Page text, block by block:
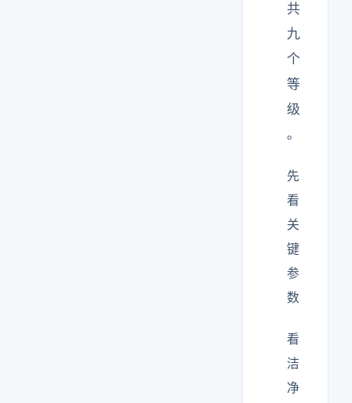
共
九
个
等
级
。
先
看
关
键
参
数
看
洁
净